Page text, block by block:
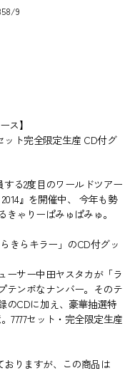
9
ス】
ット完全限定生産 CD付グ
る2度目のワールドツアー
2014』を開催中、 今年も勢
ゃりーぱみゅぱみゅ。
きらキラー」のCD付グッ
ーサー中田ヤスタカが「ラ
テンポなナンバー。そのテ
のCDに加え、豪華抽選特
7777セット・完全限定生産
りますが、この商品は